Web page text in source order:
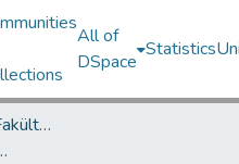
All of
DSpace
Statistics
İktisadi İdari Bilimler Fakültesi / Faculty of Economics and Administrative Sciences
Science and International Relations